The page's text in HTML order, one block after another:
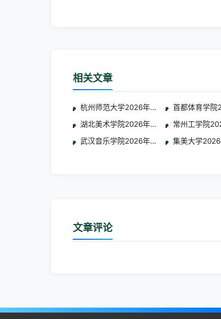
相关文章
杭州师范大学2026年联合招收华侨港澳台
首都体育学院
湖北美术学院2026年面向华侨港澳台地
常州工学院
武汉音乐学院2026年招收华侨港澳台学生
集美大学2026
文章评论